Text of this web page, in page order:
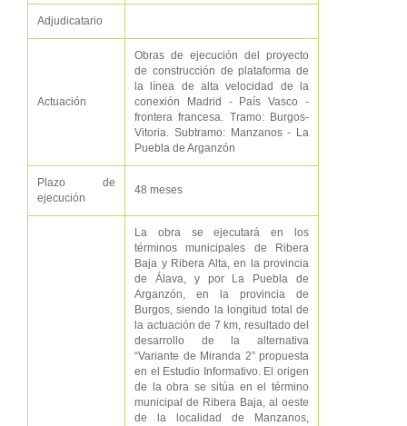
Adjudicatario
Actuación
Obras de ejecución del proyecto
de construcción de plataforma de
la línea de alta velocidad de la
conexión Madrid - País Vasco -
frontera francesa. Tramo: Burgos-
Vitoria. Subtramo: Manzanos - La
Puebla de Arganzón
Plazo de
ejecución
48 meses
La obra se ejecutará en los
términos municipales de Ribera
Baja y Ribera Alta, en la provincia
de Álava, y por La Puebla de
Arganzón, en la provincia de
Burgos, siendo la longitud total de
la actuación de 7 km, resultado del
desarrollo de la alternativa
“Variante de Miranda 2” propuesta
en el Estudio Informativo. El origen
de la obra se sitúa en el término
municipal de Ribera Baja, al oeste
de la localidad de Manzanos,